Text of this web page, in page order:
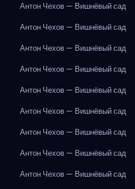
Антон Чехов — Вишнёвый сад
Антон Чехов — Вишнёвый сад
Антон Чехов — Вишнёвый сад
Антон Чехов — Вишнёвый сад
Антон Чехов — Вишнёвый сад
Антон Чехов — Вишнёвый сад
Антон Чехов — Вишнёвый сад
Антон Чехов — Вишнёвый сад
Антон Чехов — Вишнёвый сад